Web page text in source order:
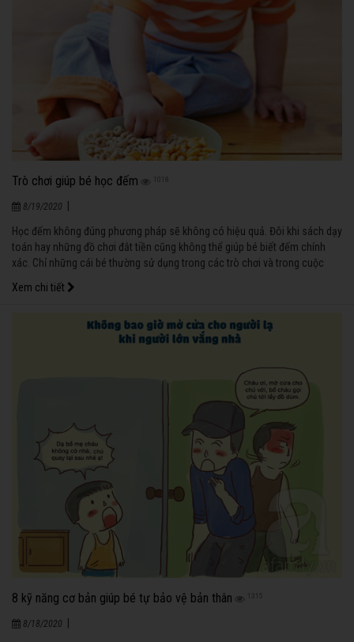
Trò chơi giúp bé học đếm 1018
8/19/2020
Học đếm không đúng phương pháp sẽ không có hiệu quả. Đôi khi sách dạy
toán hay những đồ chơi đắt tiền cũng không thể giúp bé biết đếm chính
xác. Chỉ những cái bé thường sử dụng trong các trò chơi và trong cuộc
sống hằng ngày mới khiến bé nhớ rất nhanh và nhớ lâu.
Xem chi tiết
8 kỹ năng cơ bản giúp bé tự bảo vệ bản thân 1315
8/18/2020